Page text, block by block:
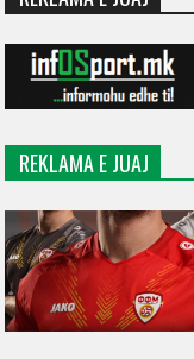
REKLAMA E JUAJ